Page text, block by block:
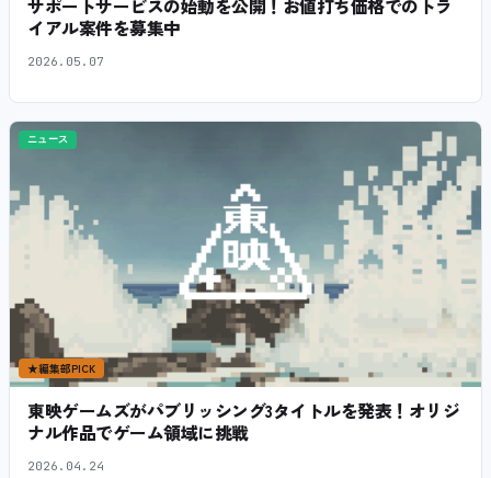
サポートサービスの始動を公開！お値打ち価格でのトラ
イアル案件を募集中
2026.05.07
ニュース
★編集部PICK
東映ゲームズがパブリッシング3タイトルを発表！オリジ
ナル作品でゲーム領域に挑戦
2026.04.24